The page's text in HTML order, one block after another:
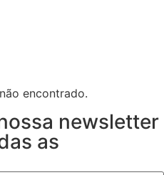
encontrado.
newsletter
as